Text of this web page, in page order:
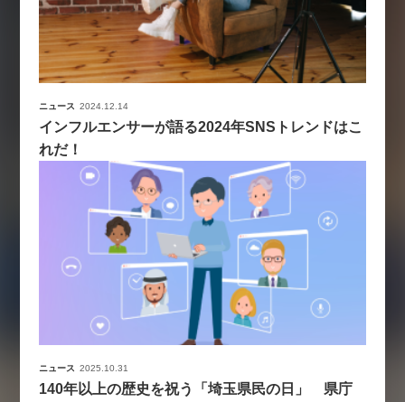
ニュース 2024.12.14
インフルエンサーが語る2024年SNSトレンドはこ
れだ！
ニュース 2025.10.31
140年以上の歴史を祝う「埼玉県民の日」 県庁